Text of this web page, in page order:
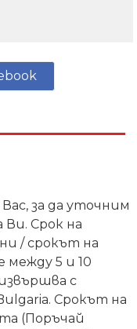
за да уточним
Срок на
/ срокът на
между 5 и 10
с
Срокът на
(Поръчай